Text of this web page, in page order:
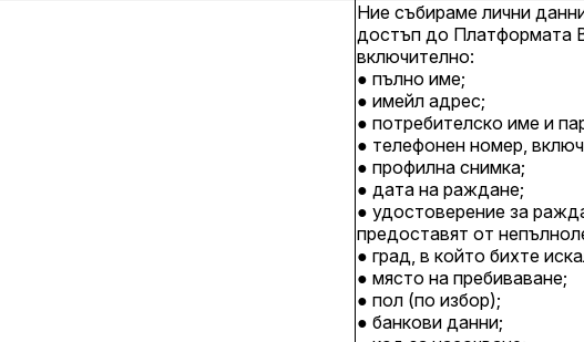
Ние събираме лични
достъп до Платформата
включително:
пълно име;
имейл адрес;
потребителско име и
телефонен номер,
профилна снимка;
дата на раждане;
удостоверение за
предоставят от
град, в който бихте
място на пребиваване;
пол (по избор);
банкови данни;